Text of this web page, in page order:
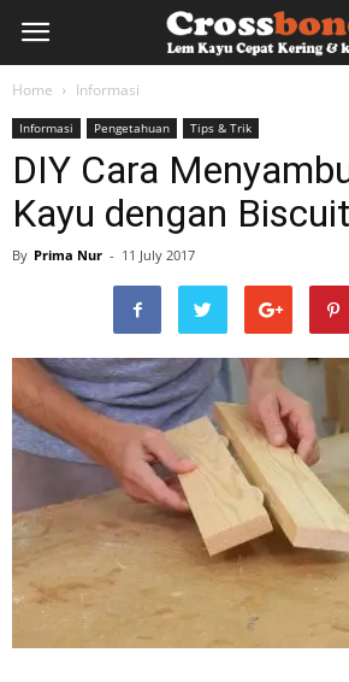
lemkayu.net
HPL,
Kertas,
Home Informasi
Informasi Pengetahuan Tips & Trik
DIY Cara
Kayu dengan
By Prima Nur - 11 July 2017